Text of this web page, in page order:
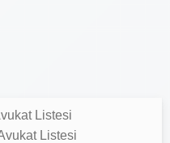
Listesi
Listesi